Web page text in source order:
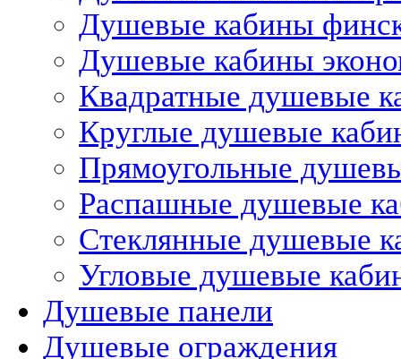
Душевые кабины
Душевые кабины
Квадратные душевые
Круглые душевые
Прямоугольные
Распашные душевые
Стеклянные душевые
Угловые душевые
Душевые панели
Душевые ограждения